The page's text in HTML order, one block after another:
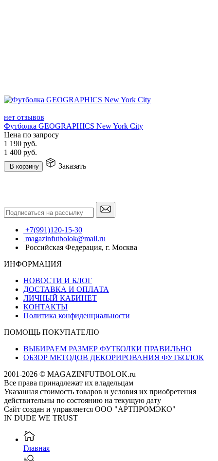
нет отзывов
Футболка GEOGRAPHICS New York City
Цена по запросу
1 190 руб.
1 400 руб.
В корзину Заказать
+7(991)120-15-30
magazinfutbolok@mail.ru
Российская Федерация, г. Москва
ИНФОРМАЦИЯ
НОВОСТИ И БЛОГ
ДОСТАВКА И ОПЛАТА
ЛИЧНЫЙ КАБИНЕТ
КОНТАКТЫ
Политика конфиденциальности
ПОМОЩЬ ПОКУПАТЕЛЮ
ВЫБИРАЕМ РАЗМЕР ФУТБОЛКИ ПРАВИЛЬНО
ОБЗОР МЕТОДОВ ДЕКОРИРОВАНИЯ ФУТБОЛОК
2001-2026 © MAGAZINFUTBOLOK.ru
Все права принадлежат их владельцам
Указанная стоимость товаров и условия их приобретения
действительны по состоянию на текущую дату
Сайт создан и управляется ООО "АРТПРОМЭКО"
IN DUDE WE TRUST
Главная